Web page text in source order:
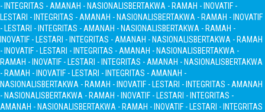
- INTEGRITAS - AMANAH - NASIONALISBERTAKWA - RAMAH - INOVATIF -
LESTARI - INTEGRITAS - AMANAH - NASIONALISBERTAKWA - RAMAH - INOVATIF
- LESTARI - INTEGRITAS - AMANAH - NASIONALISBERTAKWA - RAMAH -
INOVATIF - LESTARI - INTEGRITAS - AMANAH - NASIONALISBERTAKWA - RAMAH
- INOVATIF - LESTARI - INTEGRITAS - AMANAH - NASIONALISBERTAKWA -
RAMAH - INOVATIF - LESTARI - INTEGRITAS - AMANAH - NASIONALISBERTAKWA
- RAMAH - INOVATIF - LESTARI - INTEGRITAS - AMANAH -
NASIONALISBERTAKWA - RAMAH - INOVATIF - LESTARI - INTEGRITAS - AMANAH
- NASIONALISBERTAKWA - RAMAH - INOVATIF - LESTARI - INTEGRITAS -
AMANAH - NASIONALISBERTAKWA - RAMAH - INOVATIF - LESTARI - INTEGRITAS